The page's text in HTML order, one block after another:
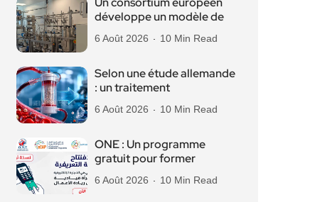
développe un modèle de
6 Août 2026 10 Min Read
Selon une étude allemande
: un traitement
6 Août 2026 10 Min Read
ONE : Un programme
gratuit pour former
6 Août 2026 10 Min Read